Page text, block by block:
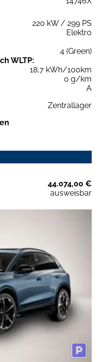
220 kW / 299 PS
Elektro
4 (Green)
WLTP:
18,7 kWh/100km
0 g/km
A
Zentrallager
44.074,00 €
ausweisbar